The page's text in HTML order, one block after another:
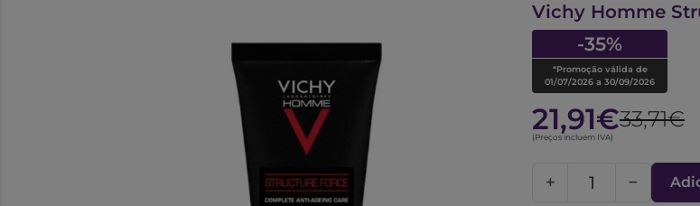
Vichy Homme
-35%
*Promoção válida de
01/07/2026 a 30/09/2026
21,91€33,71€
(Preços incluem IVA)